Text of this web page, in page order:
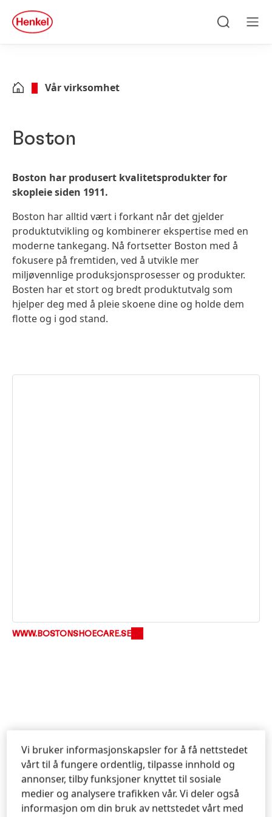
Skip to footer
quick
search
Vår virksomhet
Boston
Boston har produsert kvalitetsprodukter for
skopleie siden 1911.
Boston har alltid vært i forkant når det gjelder
produktutvikling og kombinerer ekspertise med en
moderne tankegang. Nå fortsetter Boston med å
fokusere på fremtiden, ved å utvikle mer
miljøvennlige produksjonsprosesser og produkter.
Bosten har et stort og bredt produktutvalg som
hjelper deg med å pleie skoene dine og holde dem
flotte og i god stand.
WWW.BOSTONSHOECARE.SE
FOR MER INFORMASJON
Kontakte oss!
Vi bruker informasjonskapsler for å få nettstedet
vårt til å fungere ordentlig, tilpasse innhold og
annonser, tilby funksjoner knyttet til sosiale
medier og analysere trafikken vår. Vi deler også
informasjon om din bruk av nettstedet vårt med